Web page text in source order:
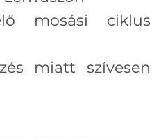
mosási ciklus
miatt szívesen